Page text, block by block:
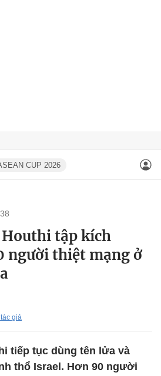
CUP 2026
tập kích
người thiệt mạng ở
giả
tiếp tục dùng tên lửa và
thổ Israel. Hơn 90 người